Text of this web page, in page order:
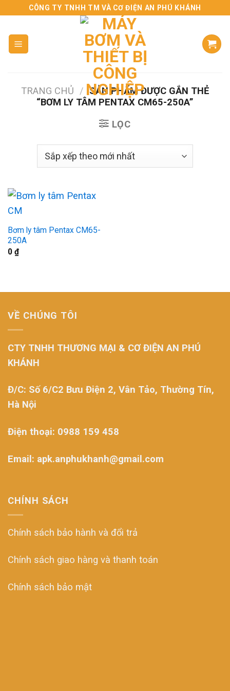
content
CÔNG TY TNHH TM VÀ CƠ ĐIỆN AN PHÚ KHÁNH
TRANG CHỦ / SẢN PHẨM ĐƯỢC GẮN THẺ
“BƠM LY TÂM PENTAX CM65-250A”
LỌC
Bơm ly tâm Pentax CM65-
250A
0 ₫
VỀ CHÚNG TÔI
CTY TNHH THƯƠNG MẠI & CƠ ĐIỆN AN PHÚ
KHÁNH
Đ/C: Số 6/C2 Bưu Điện 2, Vân Tảo, Thường Tín,
Hà Nội
Điện thoại: 0988 159 458
Email: apk.anphukhanh@gmail.com
CHÍNH SÁCH
Chính sách bảo hành và đổi trả
Chính sách giao hàng và thanh toán
Chính sách bảo mật